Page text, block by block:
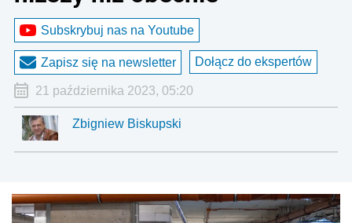
Subskrybuj nas na Youtube
Zapisz się na newsletter Dołącz do ekspertów
21 października 2023, 05:20
Zbigniew Biskupski